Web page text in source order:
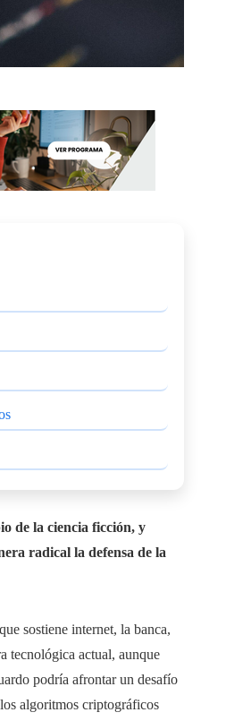
de la ciencia ficción, y
radical la defensa de la
sostiene internet, la banca,
tecnológica actual, aunque
podría afrontar un desafío
algoritmos criptográficos